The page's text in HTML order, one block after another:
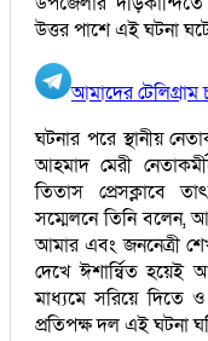
উত্তর পাশে এই ঘটনা
আমাদের
ঘটনার পরে স্থানীয়
আহমাদ মেরী
তিতাস প্রেসক্লাবে
সম্মেলনে তিনি বলেন,
আমার এবং জননেত্রী
দেখে ঈশার্ন্বিত হয়েই
মাধ্যমে সরিয়ে দিতে
প্রতিপক্ষ দল এই ঘটনা